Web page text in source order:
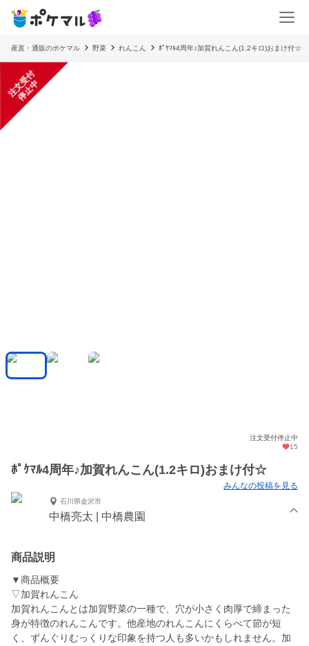
産直・通販のポケマル 野菜 れんこん ﾎﾟｹﾏﾙ4周年♪加賀れんこん(1.2キロ)おまけ付☆
注
文
受
付
停
止
中
注文受付停止中
15
ﾎﾟｹﾏﾙ4周年♪加賀れんこん(1.2キロ)おまけ付☆
みんなの投稿を見る
石川県金沢市
中橋亮太 | 中橋農園
商品説明
▼商品概要
▽加賀れんこん
加賀れんこんとは加賀野菜の一種で、穴が小さく肉厚で締まった
身が特徴のれんこんです。他産地のれんこんにくらべて節が短
く、ずんぐりむっくりな印象を持つ人も多いかもしれません。加